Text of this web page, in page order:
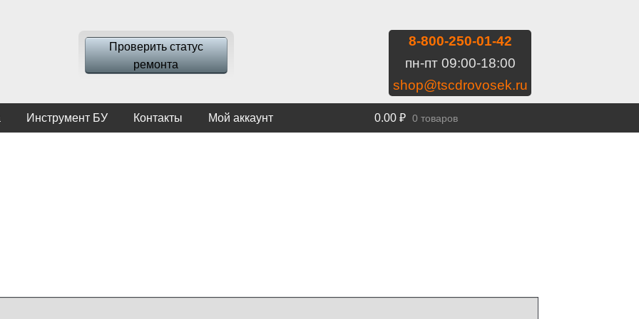
Проверить статус
ремонта
8-800-250-01-42
пн-пт 09:00-18:00
shop@tscdrovosek.ru
Инструмент БУ Контакты Мой аккаунт 0.00 ₽ 0 товаров